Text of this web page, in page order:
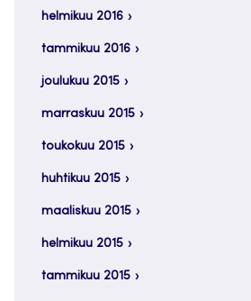
helmikuu 2016
tammikuu 2016
joulukuu 2015
marraskuu 2015
toukokuu 2015
huhtikuu 2015
maaliskuu 2015
helmikuu 2015
tammikuu 2015